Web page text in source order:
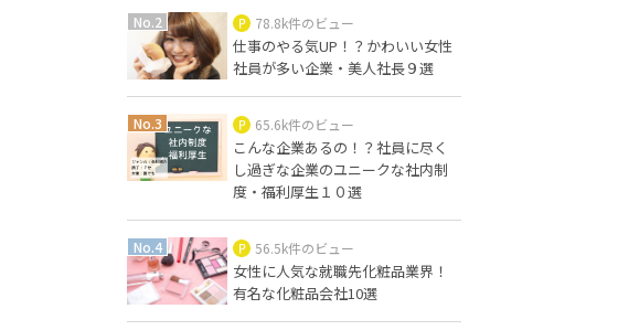
78.8k件のビュー
仕事のやる気UP！？かわいい女性
社員が多い企業・美人社長９選
65.6k件のビュー
こんな企業あるの！？社員に尽く
し過ぎな企業のユニークな社内制
度・福利厚生１０選
56.5k件のビュー
女性に人気な就職先化粧品業界！
有名な化粧品会社10選